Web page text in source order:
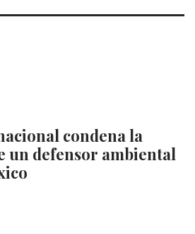
condena la
un defensor ambiental